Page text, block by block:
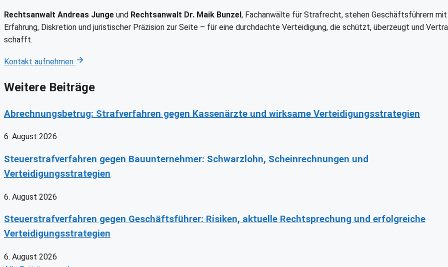
Rechtsanwalt Andreas Junge und Rechtsanwalt Dr. Maik Bunzel, Fachanwälte für Strafrecht, stehen Geschäftsführern mit
Erfahrung, Diskretion und juristischer Präzision zur Seite – für eine durchdachte Verteidigung, die schützt, überzeugt und
schafft.
Kontakt aufnehmen
Weitere Beiträge
Abrechnungsbetrug: Strafverfahren gegen Kassenärzte und wirksame Verteidigungsstrategien
6. August 2026
Steuerstrafverfahren gegen Bauunternehmer: Schwarzlohn, Scheinrechnungen und
Verteidigungsstrategien
6. August 2026
Steuerstrafverfahren gegen Geschäftsführer: Risiken, aktuelle Rechtsprechung und erfolgreiche
Verteidigungsstrategien
6. August 2026